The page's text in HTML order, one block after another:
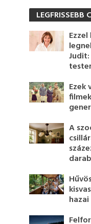
LEGFRISSEBB
Ezek
A